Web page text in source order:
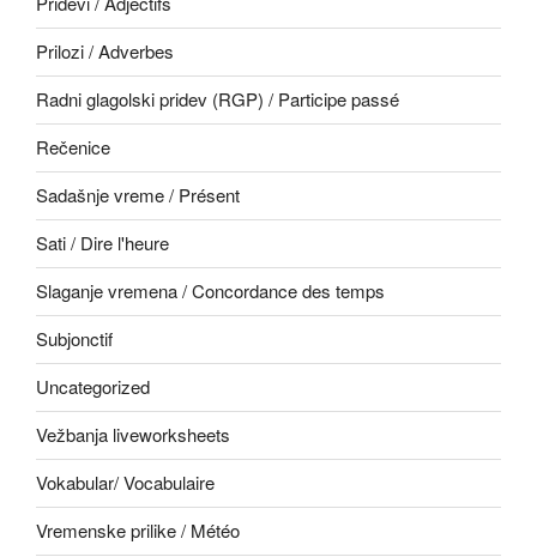
Prilozi / Adverbes
Radni glagolski pridev (RGP) / Participe passé
Rečenice
Sadašnje vreme / Présent
Sati / Dire l'heure
Slaganje vremena / Concordance des temps
Subjonctif
Uncategorized
Vežbanja liveworksheets
Vokabular/ Vocabulaire
Vremenske prilike / Météo